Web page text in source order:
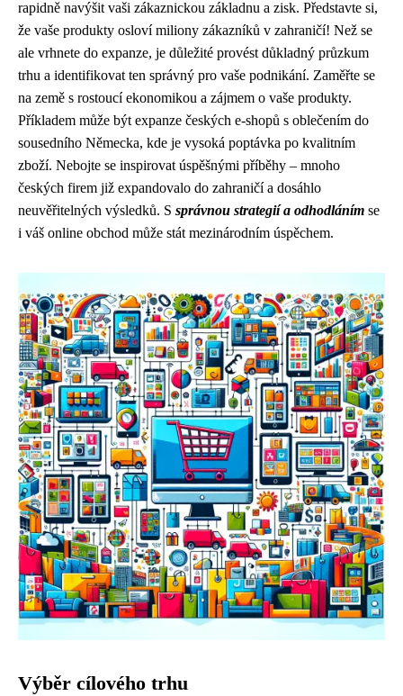
rapidně navýšit vaši zákaznickou základnu a zisk. Představte si,
že vaše produkty osloví miliony zákazníků v zahraničí! Než se
ale vrhnete do expanze, je důležité provést důkladný průzkum
trhu a identifikovat ten správný pro vaše podnikání. Zaměřte se
na země s rostoucí ekonomikou a zájmem o vaše produkty.
Příkladem může být expanze českých e-shopů s oblečením do
sousedního Německa, kde je vysoká poptávka po kvalitním
zboží. Nebojte se inspirovat úspěšnými příběhy – mnoho
českých firem již expandovalo do zahraničí a dosáhlo
neuvěřitelných výsledků. S správnou strategií a odhodláním se
i váš online obchod může stát mezinárodním úspěchem.
Výběr cílového trhu